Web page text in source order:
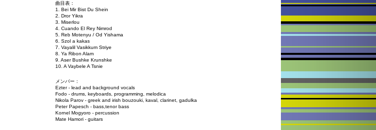
曲目表：
1. Bei Mir Bist Du Shein
2. Dror Yikra
3. Miserlou
4. Cuando El Rey Nimrod
5. Reb Motenyu / Od Yishama
6. Szol a kakas
7. Vayalil Vasikkum Striye
8. Ya Ribon Alam
9. Aser Bushke Krunshke
10. A Vaybele A Tsnie
メンバー：
Ezter - lead and background vocals
Fodo - drums, keyboards, programming, melodica
Nikola Parov - greek and irish bouzouki, kaval, clarinet, gadulka
Peter Papesch - bass,tenor bass
Kornel Mogyoro - percussion
Mate Hamori - guitars